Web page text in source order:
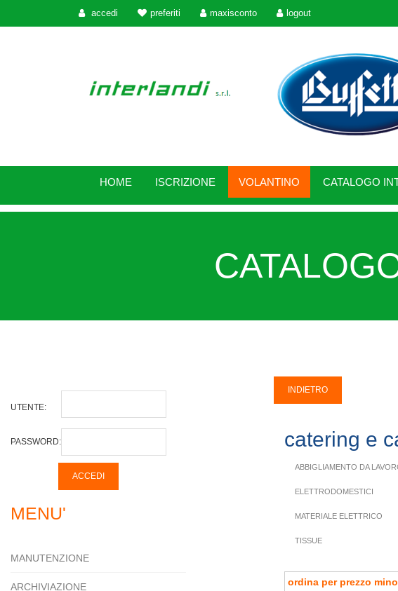
accedi preferiti maxisconto logout
HOME ISCRIZIONE VOLANTINO CATALOGO
UTENTE:
PASSWORD:
MENU'
MANUTENZIONE
ARCHIVIAZIONE
catering e
ABBIGLIAMENTO DA
ELETTRODOMESTICI
MATERIALE ELETTRICO
TISSUE